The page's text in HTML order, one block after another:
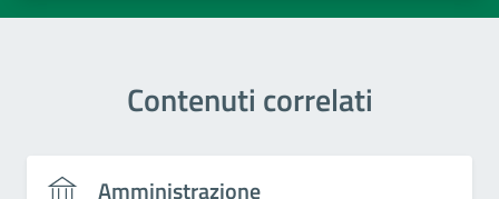
Contenuti correlati
Amministrazione